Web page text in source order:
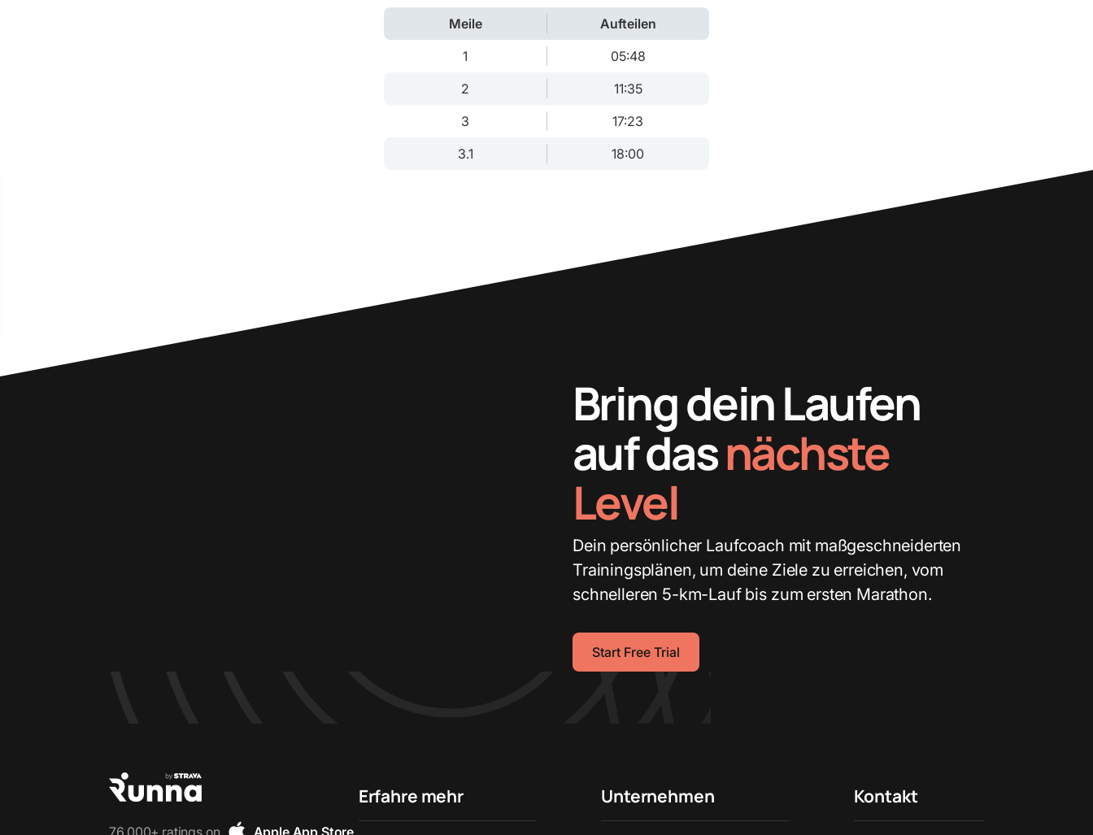
Meile
Aufteilen
1
05:48
2
11:35
3
17:23
3.1
18:00
Bring dein Laufen
auf dasnächste
Level
Dein persönlicher Laufcoach mit maßgeschneiderten
Trainingsplänen, um deine Ziele zu erreichen, vom
schnelleren 5-km-Lauf bis zum ersten Marathon.
Start Free Trial
Erfahre mehr Unternehmen Kontakt